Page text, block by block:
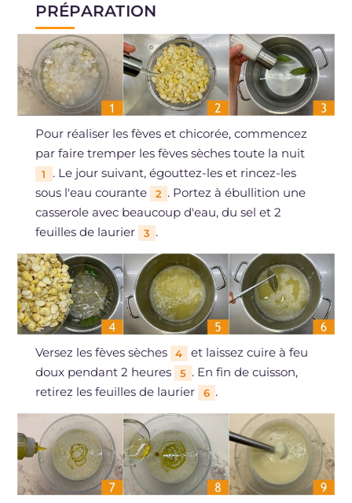
PRÉPARATION
Pour réaliser les fèves et chicorée, commencez
par faire tremper les fèves sèches toute la nuit
1
. Le jour suivant, égouttez-les et rincez-les
sous l'eau courante
2 . Portez à ébullition une
casserole avec beaucoup d'eau, du sel et 2
feuilles de laurier
3 .
Versez les fèves sèches 4
et laissez cuire à feu
doux pendant 2 heures
5 . En fin de cuisson,
retirez les feuilles de laurier
6 .